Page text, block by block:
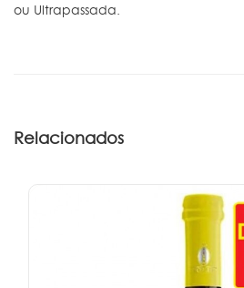
ou Ultrapassada.
Relacionados